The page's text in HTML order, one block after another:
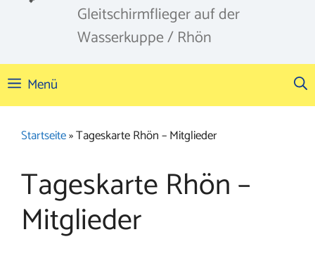
Gleitschirmflieger auf der
Wasserkuppe / Rhön
Menü
Startseite»Tageskarte Rhön – Mitglieder
Tageskarte Rhön –
Mitglieder